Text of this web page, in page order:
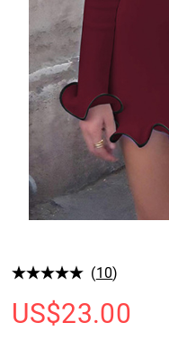
(10)
US$23.00